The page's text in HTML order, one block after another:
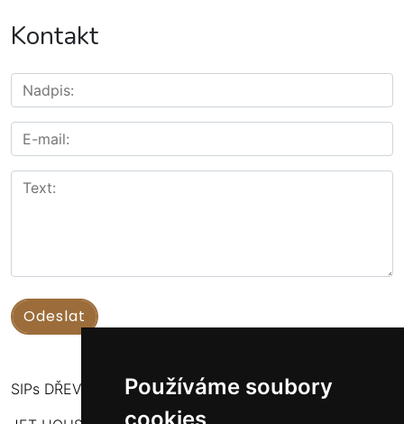
Používáme soubory
Kontakt
SIPs DŘEVOSTAVBY